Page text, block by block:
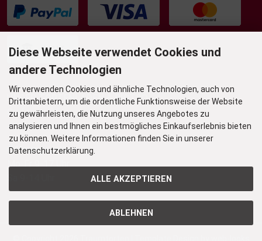
UNSER TORTENLADEN & BISTRO
Grafenstr. 36
45239 Essen-Werden
Öffnungszeiten
Diese Webseite verwendet Cookies und
andere Technologien
Wir verwenden Cookies und ähnliche Technologien, auch von
Drittanbietern, um die ordentliche Funktionsweise der Website
zu gewährleisten, die Nutzung unseres Angebotes zu
analysieren und Ihnen ein bestmögliches Einkaufserlebnis bieten
zu können. Weitere Informationen finden Sie in unserer
Datenschutzerklärung.
ALLE AKZEPTIEREN
ABLEHNEN